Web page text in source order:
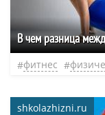
В чем разница
фитнес
shkolazhizni.ru